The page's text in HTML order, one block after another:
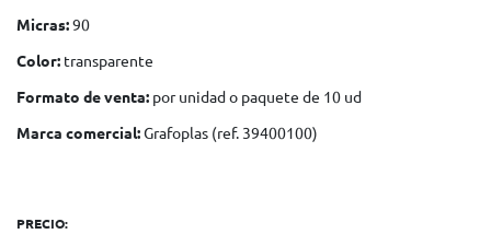
Micras:90
Color: transparente
Formato de venta: por unidad o paquete de 10 ud
Marca comercial:Grafoplas (ref. 39400100)
PRECIO: